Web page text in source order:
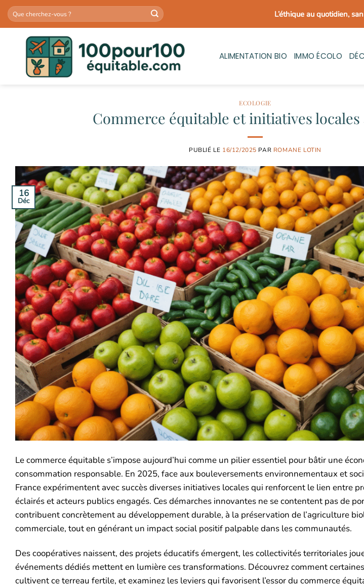
Passer
au
contenu
L’éthique au quotidien,
ALIMENTATION BIO IMMO ÉCOLO
ECOLOGIE
Commerce équitable et initiatives locales
PUBLIÉ LE 16/12/2025 PAR ROMANE LOTIN
16
Déc
Le commerce équitable s’impose aujourd’hui comme un pilier essentiel pour bâtir une
consommation responsable. En 2025, face aux bouleversements environnementaux et
France expérimentent avec succès diverses initiatives locales qui renforcent le lien entre
éclairés et acteurs publics engagés. Ces démarches innovantes ne se contentent pas de
contribuent concrètement au développement durable, à la préservation de l’agriculture
commerciale, tout en générant un impact social positif palpable dans les communautés.
Des coopératives naissent, des projets éducatifs émergent, les collectivités territoriales
événements dédiés mettent en lumière ces transformations. Découvrez comment
cultivent ce terreau fertile, et examinez les leviers qui favorisent l’essor du commerce